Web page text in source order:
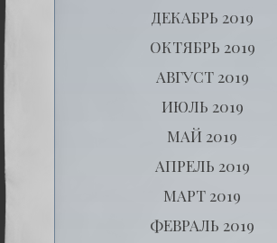
ДЕКАБРЬ 2019
ОКТЯБРЬ 2019
АВГУСТ 2019
ИЮЛЬ 2019
МАЙ 2019
АПРЕЛЬ 2019
МАРТ 2019
ФЕВРАЛЬ 2019